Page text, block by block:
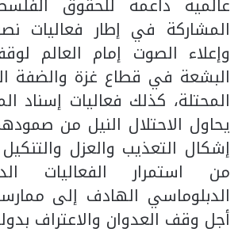
المشاركة في إطار فعاليات
وإعلاء الصوت إمام العالم
البشعة في قطاع غزة والضفة
المحتلة، كذلك فعاليات إسناد
يحاول الاحتلال النيل من
إشكال التعذيب والعزل
من استمرار الفعاليات
الدبلوماسي الهادف إلى
أجل وقف العدوان والاعتراف